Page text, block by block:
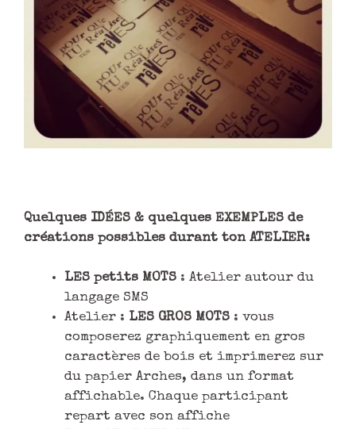
Quelques IDÉES & quelques EXEMPLES de
créations possibles durant ton ATELIER:
LES petits MOTS : Atelier autour du
langage SMS
Atelier : LES GROS MOTS : vous
composerez graphiquement en gros
caractères de bois et imprimerez sur
du papier Arches, dans un format
affichable. Chaque participant
repart avec son affiche